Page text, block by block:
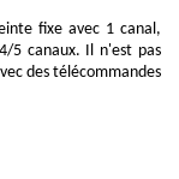
fixe avec 1 canal,
5 canaux. Il n'est pas
des télécommandes